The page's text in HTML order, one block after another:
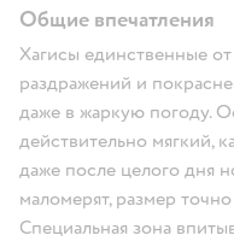
Общие впечатления
Хагисы единственные
раздражений и
даже в жаркую погоду.
действительно мягкий,
даже после целого дня
маломерят, размер
Специальная зона